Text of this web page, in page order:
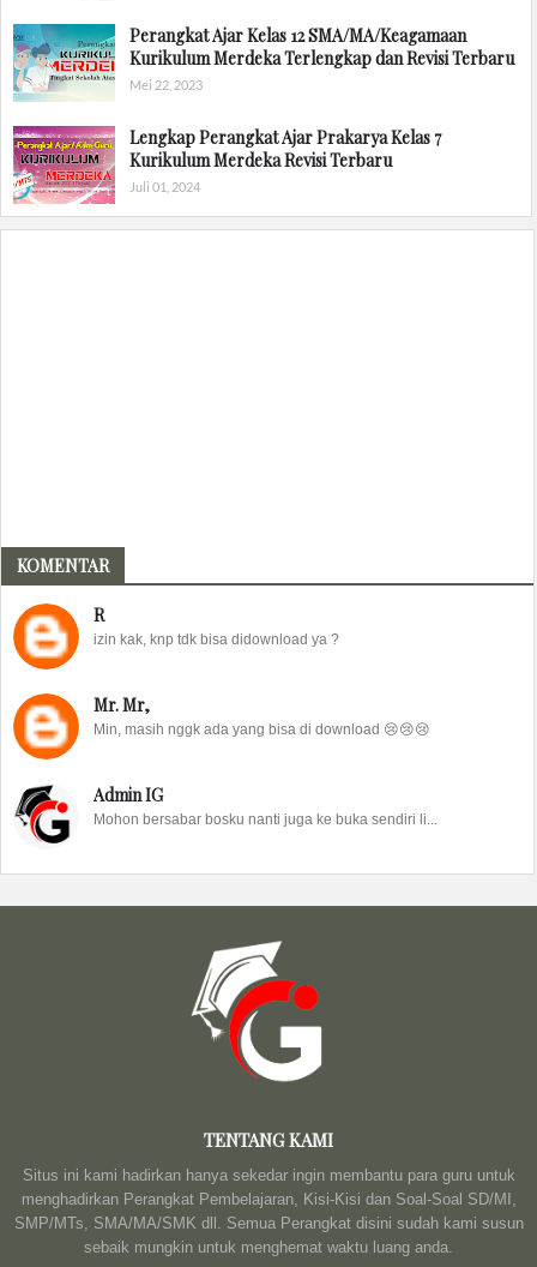
Perangkat Ajar Kelas 12 SMA/MA/Keagamaan
Kurikulum Merdeka Terlengkap dan Revisi Terbaru
Mei 22, 2023
Lengkap Perangkat Ajar Prakarya Kelas 7
Kurikulum Merdeka Revisi Terbaru
Juli 01, 2024
KOMENTAR
R
izin kak, knp tdk bisa didownload ya ?
Mr. Mr,
Min, masih nggk ada yang bisa di download 😢😢😢
Admin IG
Mohon bersabar bosku nanti juga ke buka sendiri li...
TENTANG KAMI
Situs ini kami hadirkan hanya sekedar ingin membantu para guru untuk
menghadirkan Perangkat Pembelajaran, Kisi-Kisi dan Soal-Soal SD/MI,
SMP/MTs, SMA/MA/SMK dll. Semua Perangkat disini sudah kami susun
sebaik mungkin untuk menghemat waktu luang anda.